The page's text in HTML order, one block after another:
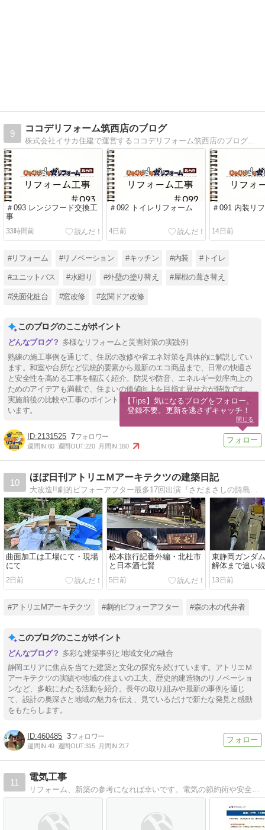
9
ココデリフォーム筑西店のブログ
株式会社イサカ住建で運営するココデリフォーム筑西店のブログです。リフォーム現場の様子や日々の出来事の他、イベントのご案内や助成金などのお得な情報もアップしています。
＃093 レンジフード交換工
事
33時間前
＃092 トイレリフォーム
4日前
＃091 内装リ
14日前
#リフォーム #リノベーション #キッチン #内装 #トイレ
#ユニットバス #水廻り #外壁の塗り替え #屋根の葺き替え
#洗面化粧台 #窓改修 #玄関ドア改修
このブログのここがポイント
多様なリフォームと災害対策の実践例
熟練の施工事例を通じて、住居の改修や省エネ対策を具体的に解説してい
ます。和室や台所など伝統的要素から最新のエコ商品まで、日常の快適さ
と安全性を高める工事を幅広く紹介。防災や防音、エネルギー効率向上の
ためのアイデアも満載で、住まいの価値向上を目指す見せ方が特徴です。
実施前後の比較や工事のポイントを明瞭に伝え、実用的な情報を提供して
います。
2131525 7
週間IN:60 週間OUT:220 月間IN:160
10
ほぼ日刊アトリエＭアーキテクツの建築日記
曲面加工は工場にて・現場
にて
2日前
松本旅行記番外編・北杜市
と日本酒七賢
5日前
東静岡ガンダ
解体まで追い
13日前
#アトリエMアーキテクツ #劇的ビフォーアフター #森の木の代弁者
このブログのここがポイント
多彩な建築事例と地域文化の融合
静岡エリアに焦点を当てた建築と文化の探究を続けています。アトリエＭ
アーキテクツの実績や地域の住まいの工夫、歴史的建造物のリノベーショ
ンなど、多岐にわたる活動を紹介。長年の取り組みや最新の事例を通じ
て、設計の奥深さと地域の魅力を伝え、見ているだけで新たな発見と感動
をもたらします。
460485 3
週間IN:49 週間OUT:315 月間IN:217
11
電気工事
【Tips】気になるブログをフォロー。
登録不要。更新を逃さずキャッチ！
閉じる